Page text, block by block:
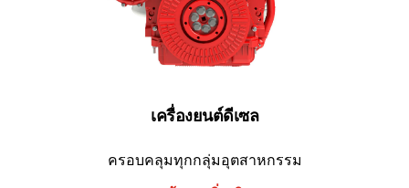
เครื่องยนต์ดีเซล
ครอบคลุมทุกกลุ่มอุตสาหกรรม